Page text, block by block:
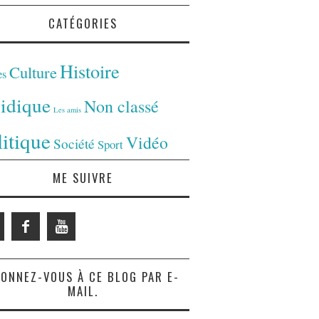
CATÉGORIES
CultureHistoire
Les amis Non classé
Société SportVidéo
ME SUIVRE
VOUS À CE BLOG PAR E-
MAIL.